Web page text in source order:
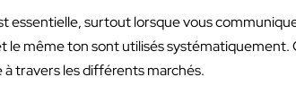
essentielle, surtout lorsque vous
le même ton sont utilisés
travers les différents marchés.